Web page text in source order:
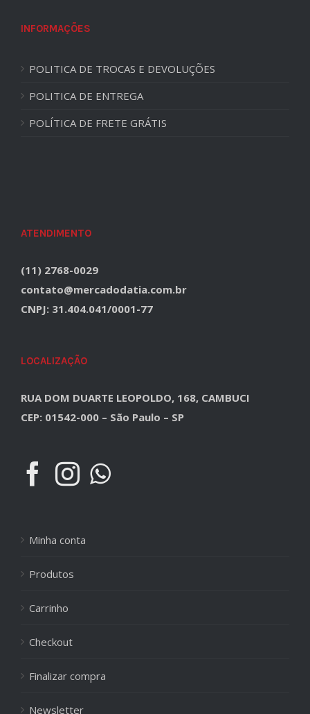
INFORMAÇÕES
POLITICA DE TROCAS E DEVOLUÇÕES
POLITICA DE ENTREGA
POLÍTICA DE FRETE GRÁTIS
ATENDIMENTO
(11) 2768-0029
contato@mercadodatia.com.br
CNPJ: 31.404.041/0001-77
LOCALIZAÇÃO
RUA DOM DUARTE LEOPOLDO, 168, CAMBUCI
CEP: 01542-000 – São Paulo – SP
Minha conta
Produtos
Carrinho
Checkout
Finalizar compra
Newsletter